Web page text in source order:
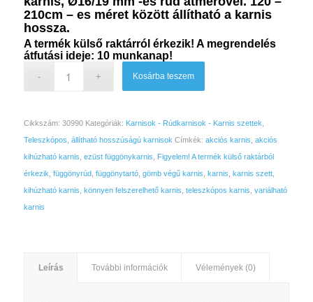
210cm – es méret között állítható a karnis
hossza.
A termék külső raktárról érkezik! A megrendelés
átfutási ideje: 10 munkanap!
Kosárba teszem
Cikkszám: 30990 Kategóriák: Karnisok - Rúdkarnisok - Karnis szettek
Teleszkópos, állítható hosszúságú karnisok Címkék: akciós karnis akciós
kihúzható karnis ezüst függönykarnis
Figyelem! A termék külső raktárból
érkezik függönyrúd, függönytartó, gömb végű karnis karnis karnis szett,
kihúzható karnis könnyen felszerelhető karnis teleszkópos karnis variálható
karnis
Leírás További információk Vélemények (0)